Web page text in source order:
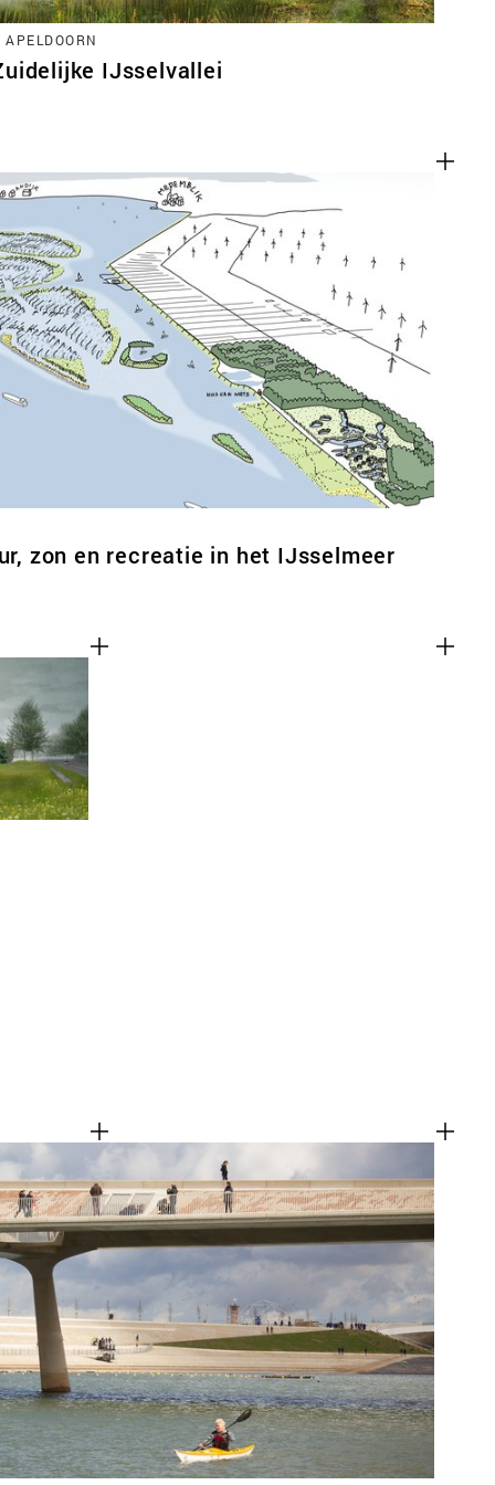
IJsselvallei
zon en recreatie in het IJsselmeer